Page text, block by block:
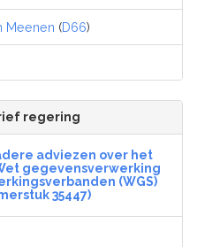
Meenen (D66)
regering
adviezen over het
gegevensverwerking
(WGS)
35447)